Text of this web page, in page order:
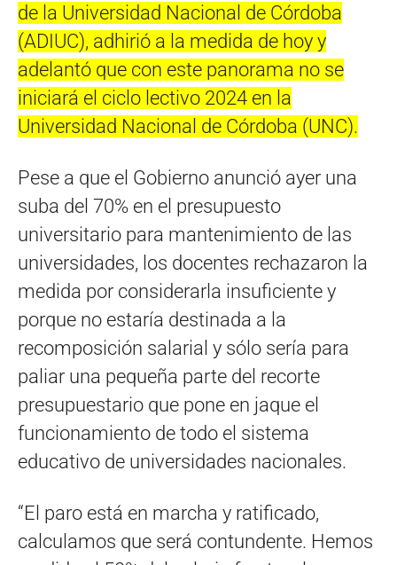
de la Universidad Nacional de Córdoba
(ADIUC), adhirió a la medida de hoy y
adelantó que con este panorama no se
iniciará el ciclo lectivo 2024 en la
Universidad Nacional de Córdoba (UNC).
Pese a que el Gobierno anunció ayer una
suba del 70% en el presupuesto
universitario para mantenimiento de las
universidades, los docentes rechazaron la
medida por considerarla insuficiente y
porque no estaría destinada a la
recomposición salarial y sólo sería para
paliar una pequeña parte del recorte
presupuestario que pone en jaque el
funcionamiento de todo el sistema
educativo de universidades nacionales.
“El paro está en marcha y ratificado,
calculamos que será contundente. Hemos